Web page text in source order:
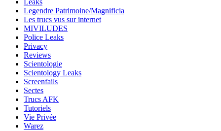
Leaks
Legendre Patrimoine/Magnificia
Les trucs vus sur internet
MIVILUDES
Police Leaks
Privacy
Reviews
Scientologie
Scientology Leaks
Screenfails
Sectes
Trucs AFK
Tutoriels
Vie Privée
Warez